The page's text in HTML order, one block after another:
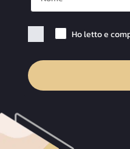
Checkbox Privacy
Ho letto e